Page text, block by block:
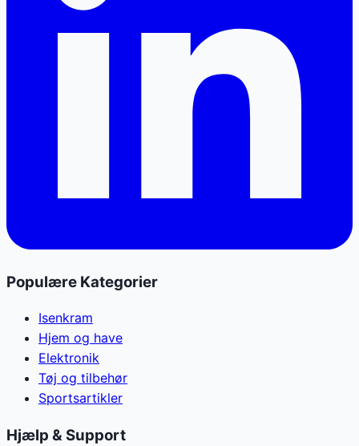
Populære Kategorier
Isenkram
Hjem og have
Elektronik
Tøj og tilbehør
Sportsartikler
Hjælp & Support